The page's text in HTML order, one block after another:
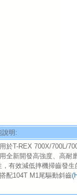
說明:
於T-REX 700X/700L/
全新開發高強度、高耐
，有效減低摔機掃齒發生
配104T M1尾驅動斜齒